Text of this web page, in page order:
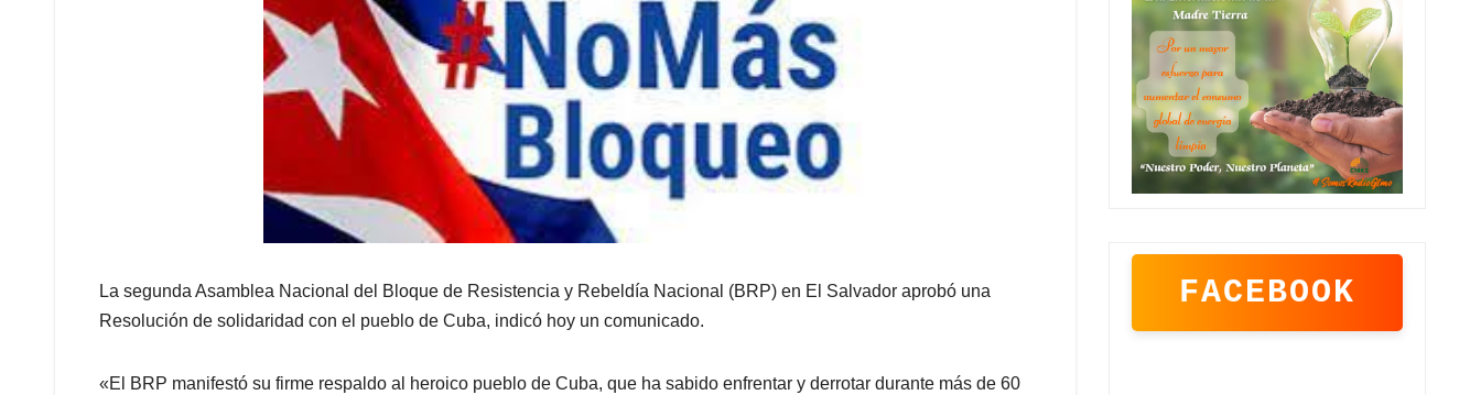
La segunda Asamblea Nacional del Bloque de Resistencia y Rebeldía Nacional (BRP) en El Salvador aprobó una
Resolución de solidaridad con el pueblo de Cuba, indicó hoy un comunicado.
«El BRP manifestó su firme respaldo al heroico pueblo de Cuba, que ha sabido enfrentar y derrotar durante más de 60
FACEBOOK